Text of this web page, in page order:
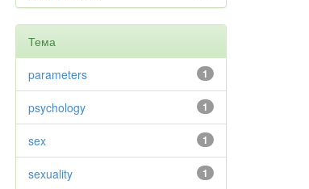
Тема
1
parameters
1
psychology
1
sex
1
sexuality